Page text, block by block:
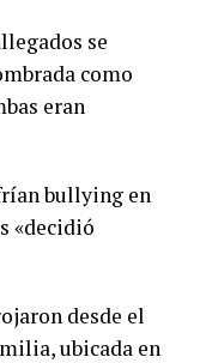
se
como
eran
bullying en
«decidió
desde el
ubicada en